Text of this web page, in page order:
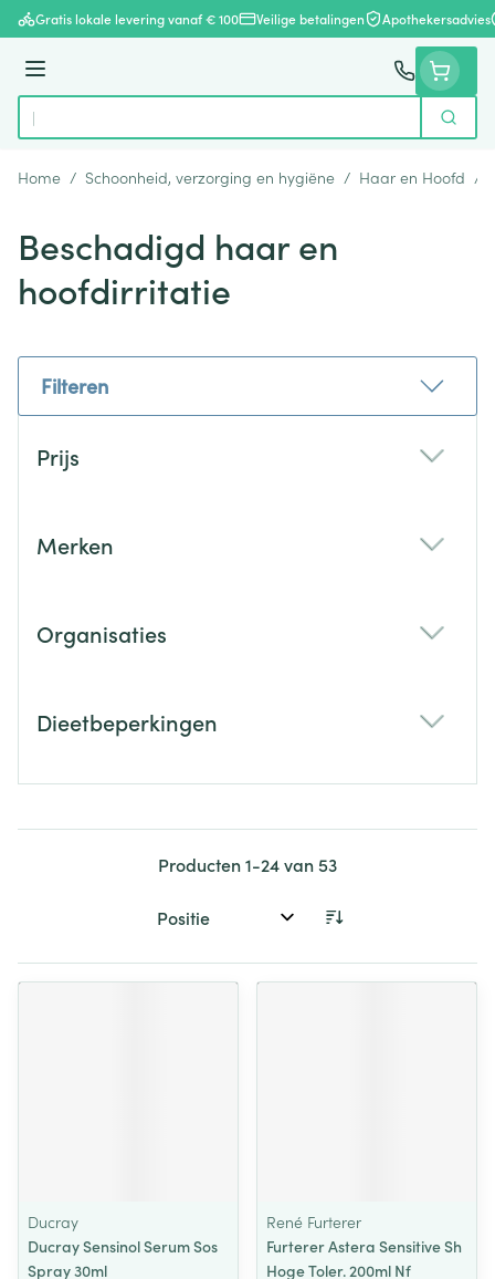
Ga naar de inhoud
Gratis lokale levering vanaf € 100 Veilige betalingen Apothekersadvies
Menu
Product, merk, categorie...
Zoek
Home / Schoonheid, verzorging en hygiëne / Haar en Hoofd /
Beschadigd haar en
hoofdirritatie
Filteren
Prijs
Merken
Organisaties
Dieetbeperkingen
Producten1-24van53
Sorteer op:
Ducray
Ducray Sensinol Serum Sos
Spray 30ml
René Furterer
Furterer Astera Sensitive Sh
Hoge Toler. 200ml Nf